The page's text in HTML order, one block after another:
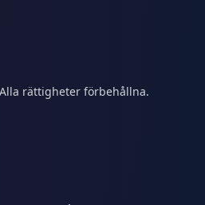
rättigheter förbehållna.